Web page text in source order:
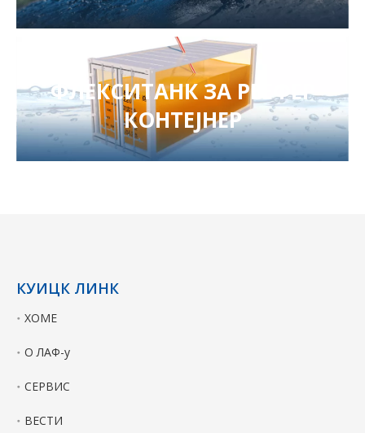
ФЛЕКСИТАНК ЗА РЕЕФЕР
КОНТЕЈНЕР
КУИЦК ЛИНК
ХОМЕ
О ЛАФ-у
СЕРВИС
ВЕСТИ